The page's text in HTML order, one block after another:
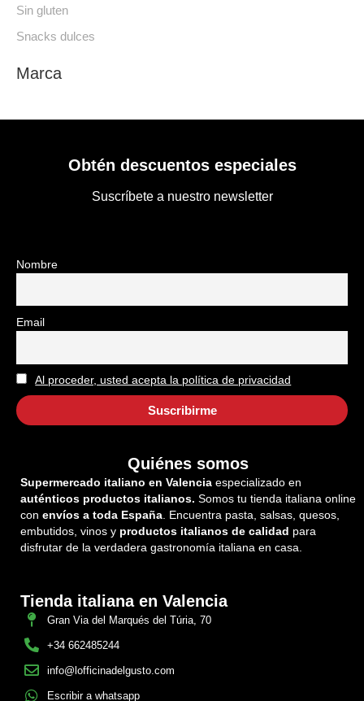
Sin gluten
Snacks dulces
Marca
Obtén descuentos especiales
Suscríbete a nuestro newsletter
Nombre
Email
Al proceder, usted acepta la política de privacidad
Quiénes somos
Supermercado italiano en Valencia especializado en
auténticos productos italianos. Somos tu tienda italiana online
con envíos a toda España . Encuentra pasta, salsas, quesos,
embutidos, vinos y productos italianos de calidad para
disfrutar de la verdadera gastronomía italiana en casa.
Tienda italiana en Valencia
Gran Via del Marqués del Túria, 70
+34 662485244
info@lofficinadelgusto.com
Escribir a whatsapp